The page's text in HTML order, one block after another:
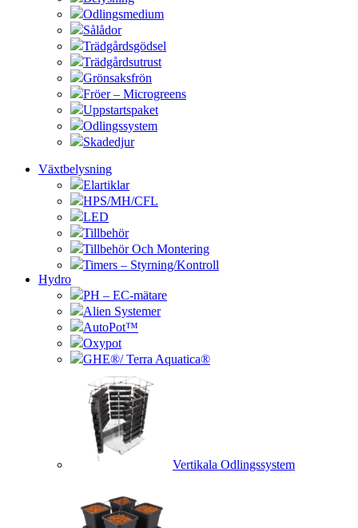
Odlingsmedium
Sålådor
Trädgårdsgödsel
Trädgårdsutrust
Grönsaksfrön
Fröer – Microgreens
Uppstartspaket
Odlingssystem
Skadedjur
Växtbelysning
Elartiklar
HPS/MH/CFL
LED
Tillbehör
Tillbehör Och Montering
Timers – Styrning/Kontroll
Hydro
PH – EC-mätare
Alien Systemer
AutoPot™
Oxypot
GHE®/ Terra Aquatica®
Vertikala Odlingssystem